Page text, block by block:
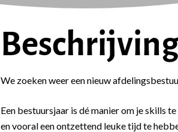
We zoeken weer een nieuw
Een bestuursjaar is dé manier om je skills
en vooral een ontzettend leuke tijd te